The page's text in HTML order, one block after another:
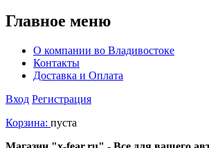
Главное меню
О компании во Владивостоке
Контакты
Доставка и Оплата
Вход Регистрация
Корзина: пуста